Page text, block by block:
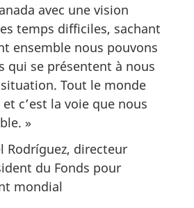
avec une vision
temps difficiles, sachant
ensemble nous pouvons
qui se présentent à nous
Tout le monde
c’est la voie que nous
»
Rodríguez, directeur
du Fonds pour
mondial